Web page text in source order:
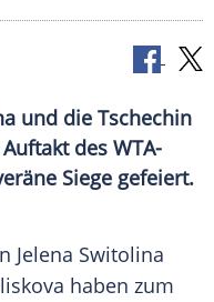
und die Tschechin
des WTA-
Siege gefeiert.
Jelena Switolina
haben zum